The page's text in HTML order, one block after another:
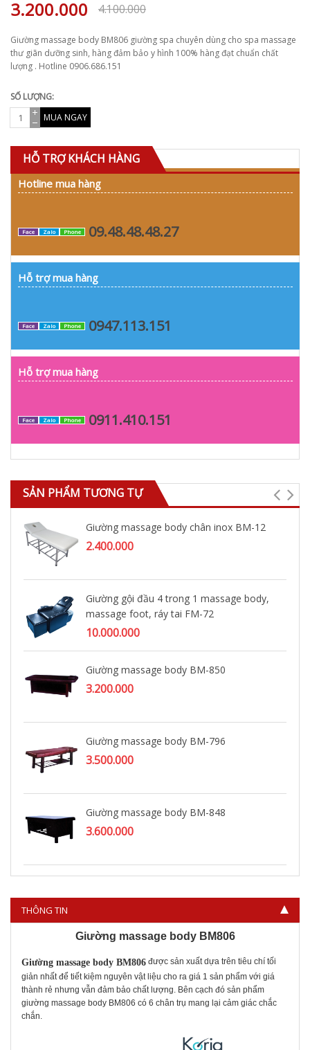
4.100.000
3.200.000
Giường massage body BM806 giường spa chuyên dùng cho spa massage
thư giãn dưỡng sinh, hàng đảm bảo y hình 100% hàng đạt chuẩn chất
lượng . Hotline 0906.686.151
SỐ LƯỢNG:
MUA NGAY
HỖ TRỢ KHÁCH HÀNG
Hotline mua hàng
Face Zalo Phone 09.48.48.48.27
Hỗ trợ mua hàng
Face Zalo Phone 0947.113.151
Hỗ trợ mua hàng
Face Zalo Phone 0911.410.151
SẢN PHẨM TƯƠNG TỰ
Giường massage body chân inox BM-12
2.400.000
Giường gội đầu 4 trong 1 massage body,
massage foot, ráy tai FM-72
10.000.000
Giường massage body BM-850
3.200.000
Giường massage body BM-796
3.500.000
Giường massage body BM-848
3.600.000
3.600.000
THÔNG TIN
Giường massage body BM806
Giường massage body BM806 được sản xuất dựa trên tiêu chí tối
giản nhất để tiết kiệm nguyên vật liệu cho ra giá 1 sản phẩm với giá
thành rẻ nhưng vẫn đảm bảo chất lượng. Bên cạch đó sản phẩm
giường massage body BM806 có 6 chân trụ mang lại cảm giác chắc
chắn.